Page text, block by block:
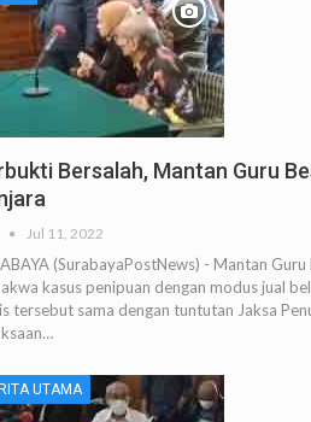
Bersalah, Mantan Guru
Jul 11, 2022
(SurabayaPostNews) - Mantan
kasus penipuan dengan modus jual
tersebut sama dengan tuntutan Jaksa
UTAMA